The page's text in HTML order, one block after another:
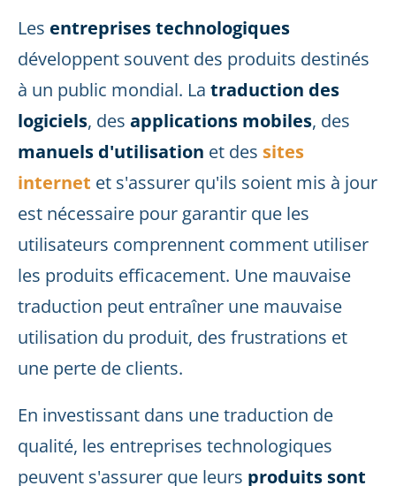
Les entreprises technologiques
développent souvent des produits destinés
à un public mondial. La traduction des
logiciels, des applications mobiles, des
manuels d'utilisation et des sites
internet et s'assurer qu'ils soient mis à jour
est nécessaire pour garantir que les
utilisateurs comprennent comment utiliser
les produits efficacement. Une mauvaise
traduction peut entraîner une mauvaise
utilisation du produit, des frustrations et
une perte de clients.
En investissant dans une traduction de
qualité, les entreprises technologiques
peuvent s'assurer que leurs produits sont